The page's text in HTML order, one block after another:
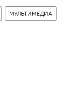
МУЛЬТИМЕДИА